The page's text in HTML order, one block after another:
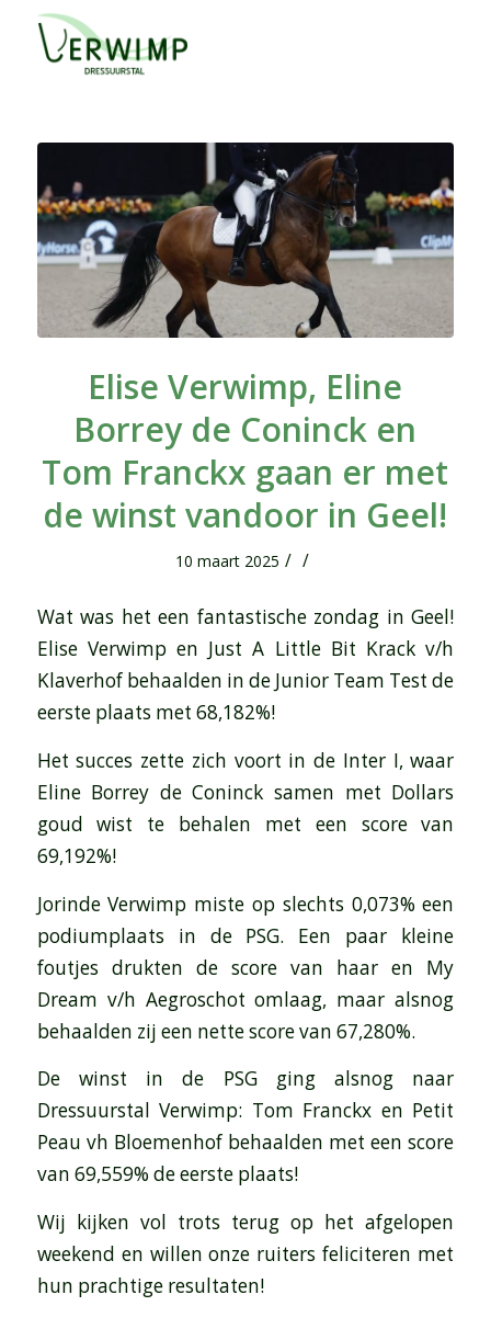
Elise Verwimp, Eline
Borrey de Coninck en
Tom Franckx gaan er met
de winst vandoor in Geel!
10 maart 2025 / /
Wat was het een fantastische zondag in Geel!
Elise Verwimp en Just A Little Bit Krack v/h
Klaverhof behaalden in de Junior Team Test de
eerste plaats met 68,182%!
Het succes zette zich voort in de Inter I, waar
Eline Borrey de Coninck samen met Dollars
goud wist te behalen met een score van
69,192%!
Jorinde Verwimp miste op slechts 0,073% een
podiumplaats in de PSG. Een paar kleine
foutjes drukten de score van haar en My
Dream v/h Aegroschot omlaag, maar alsnog
behaalden zij een nette score van 67,280%.
De winst in de PSG ging alsnog naar
Dressuurstal Verwimp: Tom Franckx en Petit
Peau vh Bloemenhof behaalden met een score
van 69,559% de eerste plaats!
Wij kijken vol trots terug op het afgelopen
weekend en willen onze ruiters feliciteren met
hun prachtige resultaten!